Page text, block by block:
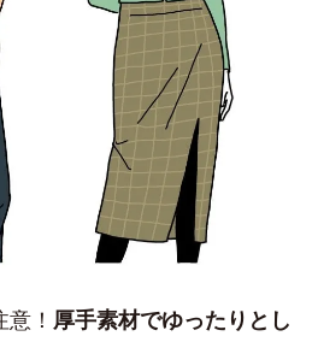
！ 厚手素材でゆったりとし